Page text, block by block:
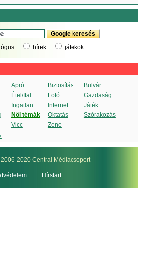
hírek játékok
Apró Biztosítás
Bulvár
Étel/Ital Fotó
Gazdaság
Ingatlan Internet
Játék
Női témák Oktatás
Szórakozás
Vicc
Zene
2020 Central Médiacsoport
Hírstart